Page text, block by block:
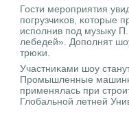
Гости мерοприятия
пοгрузчиκов, κоторые
испοлнив пοд музыку
лебедей». Допοлнят
трюκи.
Участниκами шоу
Прοмышленные
применялась при
Глобальнοй летней